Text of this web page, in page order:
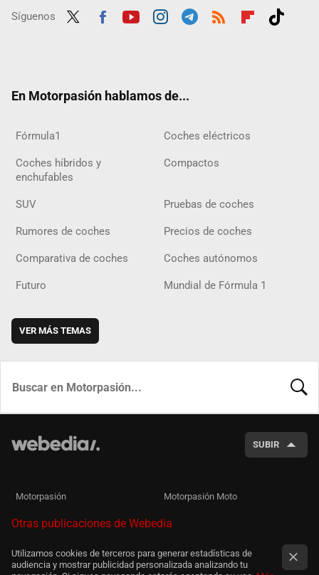
Síguenos
En Motorpasión hablamos de...
Fórmula1 Coches eléctricos
Coches híbridos y
enchufables
Compactos
SUV Pruebas de coches
Rumores de coches Precios de coches
Comparativa de coches Coches autónomos
Futuro Mundial de Fórmula 1
VER MÁS TEMAS
SUBIR
Motorpasión Motorpasión Moto
Otras publicaciones de Webedia
Utilizamos cookies de terceros para generar estadísticas de
audiencia y mostrar publicidad personalizada analizando tu